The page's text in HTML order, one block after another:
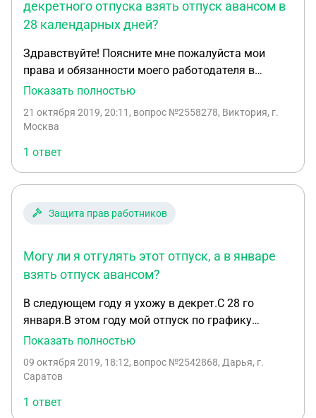
декретного отпуска взять отпуск авансом в
28 календарных дней?
Здравствуйте! Поясните мне пожалуйста мои
права и обязанности моего работодателя в
следующей ситуации. Я устроилась на текущее
окт. 2018 г. по настоящее время мне дали
ещё 14. Я имею право перед наступлением
декретного отпуска по бер.и родам ,а также
больничного (140 дней) - он у меня формально
начнется 9 декабря этого года,взять отпуск
авансом в 28 календарных дней? И имеют ли мне
Показать полностью
21 октября 2019, 20:11 , вопрос №2558278, Виктория, г.
Москва
1 ответ
Защита прав работников
Могу ли я отгулять этот отпуск, а в январе
взять отпуск авансом?
В следующем году я ухожу в декрет.С 28 го
января.В этом году мой отпуск по графику
отпусков в ноябре.Могу ли я от гулять этот
следующий год?Мой работодатель
отпуск этого года на конец декабря,тем самым
Показать полностью
09 октября 2019, 18:12, вопрос №2542868, Дарья, г.
Саратов
1 ответ